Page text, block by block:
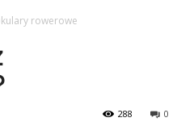
rowerowe
0
288